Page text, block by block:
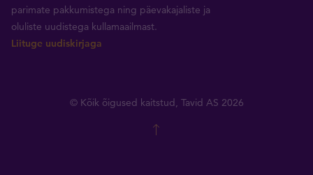
parimate pakkumistega ning päevakajaliste ja
oluliste uudistega kullamaailmast.
Liituge uudiskirjaga
© Kõik õigused kaitstud, Tavid AS 2026